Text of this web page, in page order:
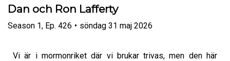
Dan och Ron Lafferty
Season 1, Ep. 426 • söndag 31 maj 2026
Vi är i mormonriket där vi brukar trivas, men den här